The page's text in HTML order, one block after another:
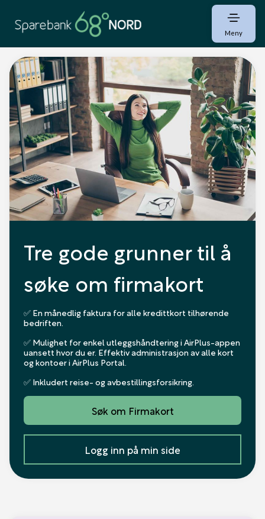
Meny
Tre gode grunner til å
søke om firmakort
✅ En månedlig faktura for alle kredittkort tilhørende
bedriften.
✅ Mulighet for enkel utleggshåndtering i AirPlus-appen
uansett hvor du er. Effektiv administrasjon av alle kort
og kontoer i AirPlus Portal.
✅ Inkludert reise- og avbestillingsforsikring.
Logg inn på min side
Søk om Firmakort